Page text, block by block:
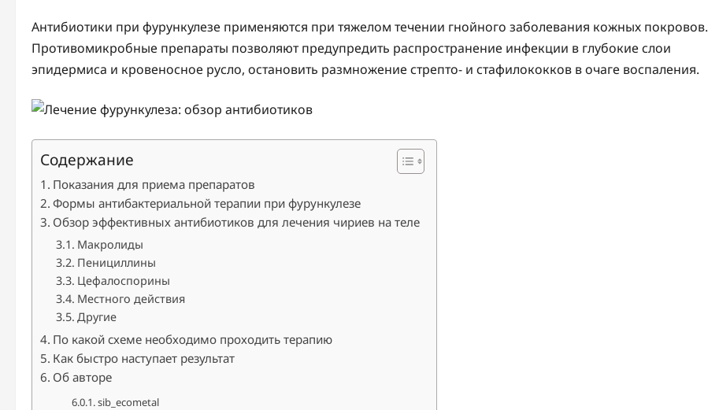
Антибиотики при фурункулезе применяются при тяжелом течении гнойного заболевания кожных покровов.
Противомикробные препараты позволяют предупредить распространение инфекции в глубокие слои
эпидермиса и кровеносное русло, остановить размножение стрепто- и стафилококков в очаге воспаления.
Содержание
Показания для приема препаратов
Формы антибактериальной терапии при фурункулезе
Обзор эффективных антибиотиков для лечения чириев на теле
Макролиды
Пенициллины
Цефалоспорины
Местного действия
Другие
По какой схеме необходимо проходить терапию
Как быстро наступает результат
Об авторе
sib_ecometal